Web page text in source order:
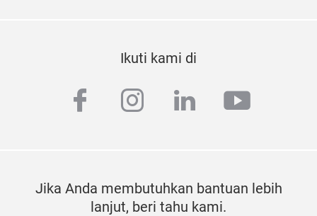
Ikuti kami di
facebook
instagram
linkedin
Jika Anda membutuhkan bantuan lebih
lanjut, beri tahu kami.